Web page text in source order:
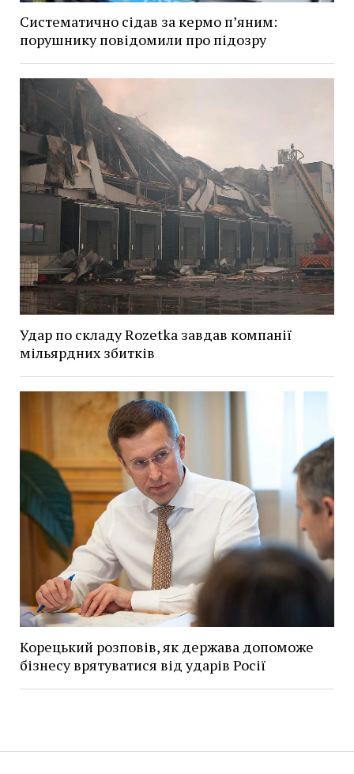
Систематично сідав за кермо п’яним:
порушнику повідомили про підозру
Удар по складу Rozetka завдав компанії
мільярдних збитків
Корецький розповів, як держава допоможе
бізнесу врятуватися від ударів Росії